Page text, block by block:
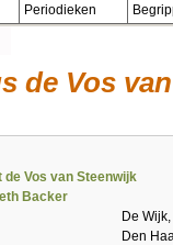
Periodieken
de Vos
Vos van Steenwijk
Backer
De
Den